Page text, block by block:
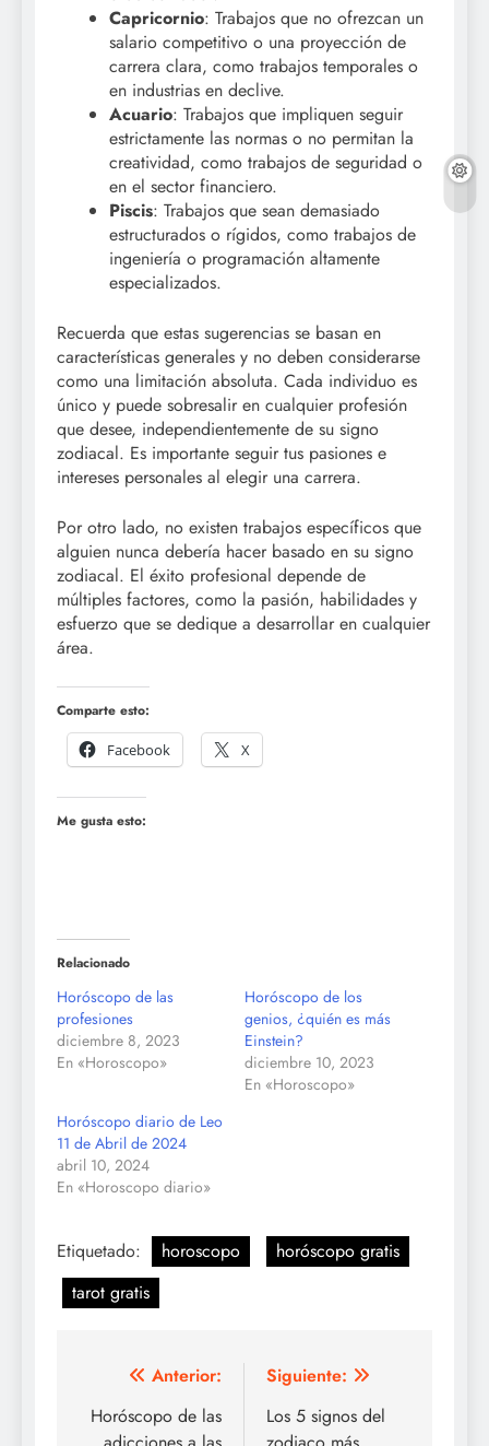
Capricornio: Trabajos que no ofrezcan un
salario competitivo o una proyección de
carrera clara, como trabajos temporales o
en industrias en declive.
Acuario: Trabajos que impliquen seguir
estrictamente las normas o no permitan la
creatividad, como trabajos de seguridad o
en el sector financiero.
Piscis: Trabajos que sean demasiado
estructurados o rígidos, como trabajos de
ingeniería o programación altamente
especializados.
Recuerda que estas sugerencias se basan en
características generales y no deben considerarse
como una limitación absoluta. Cada individuo es
único y puede sobresalir en cualquier profesión
que desee, independientemente de su signo
zodiacal. Es importante seguir tus pasiones e
intereses personales al elegir una carrera.
Por otro lado, no existen trabajos específicos que
alguien nunca debería hacer basado en su signo
zodiacal. El éxito profesional depende de
múltiples factores, como la pasión, habilidades y
esfuerzo que se dedique a desarrollar en cualquier
área.
Comparte esto:
Facebook
X
Me gusta esto:
Relacionado
Horóscopo de las
profesiones
diciembre 8, 2023
En «Horoscopo»
Horóscopo de los
genios, ¿quién es más
Einstein?
diciembre 10, 2023
En «Horoscopo»
Horóscopo diario de Leo
11 de Abril de 2024
abril 10, 2024
En «Horoscopo diario»
Etiquetado: horoscopo
horóscopo gratis
tarot gratis
Navegación
de
Anterior:
Horóscopo de las
Siguiente:
Los 5 signos del